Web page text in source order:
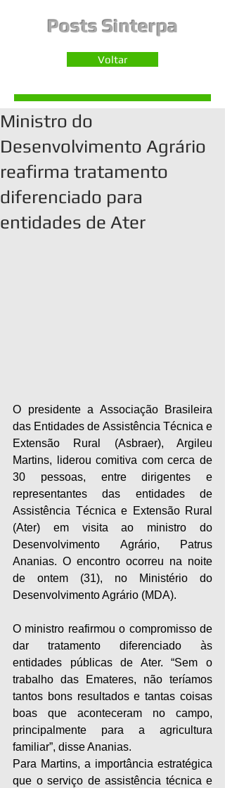
Posts Sinterpa
Voltar
Ministro do
Desenvolvimento Agrário
reafirma tratamento
diferenciado para
entidades de Ater
O presidente a Associação Brasileira
das Entidades de Assistência Técnica e
Extensão Rural (Asbraer), Argileu
Martins, liderou comitiva com cerca de
30 pessoas, entre dirigentes e
representantes das entidades de
Assistência Técnica e Extensão Rural
(Ater) em visita ao ministro do
Desenvolvimento Agrário, Patrus
Ananias. O encontro ocorreu na noite
de ontem (31), no Ministério do
Desenvolvimento Agrário (MDA).
O ministro reafirmou o compromisso de
dar tratamento diferenciado às
entidades públicas de Ater. “Sem o
trabalho das Emateres, não teríamos
tantos bons resultados e tantas coisas
boas que aconteceram no campo,
principalmente para a agricultura
familiar”, disse Ananias.
Para Martins, a importância estratégica
que o serviço de assistência técnica e